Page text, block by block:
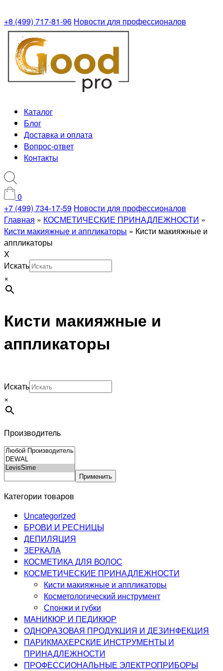
+8 (499) 717-81-96 Новости для профессионалов
Каталог
Блог
Доставка и оплата
Вопрос-ответ
Контакты
0
+7 (499) 734-17-59 Новости для профессионалов
Главная » КОСМЕТИЧЕСКИЕ ПРИНАДЛЕЖНОСТИ »
Кисти макияжные и аппликаторы » Кисти макияжные и
аппликаторы
X
Искать
×
Кисти макияжные и
аппликаторы
Искать
×
Производитель
Применить
Категории товаров
Uncategorized
БРОВИ И РЕСНИЦЫ
ДЕПИЛЯЦИЯ
ЗЕРКАЛА
КОСМЕТИКА ДЛЯ ВОЛОС
КОСМЕТИЧЕСКИЕ ПРИНАДЛЕЖНОСТИ
Кисти макияжные и аппликаторы
Косметологический инструмент
Спонжи и губки
МАНИКЮР И ПЕДИКЮР
ОДНОРАЗОВАЯ ПРОДУКЦИЯ И ДЕЗИНФЕКЦИЯ
ПАРИКМАХЕРСКИЕ ИНСТРУМЕНТЫ И
ПРИНАДЛЕЖНОСТИ
ПРОФЕССИОНАЛЬНЫЕ ЭЛЕКТРОПРИБОРЫ